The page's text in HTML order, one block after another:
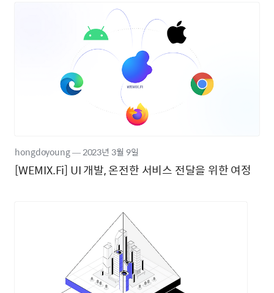
[WEMIX.Fi] UI 개발, 온전한 서비스 전달을 위한 여정
hongdoyoung―2023년 3월 9일